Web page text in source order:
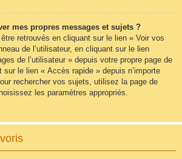
mes propres messages et sujets ?
retrouvés en cliquant sur le lien « Voir vos
de l’utilisateur, en cliquant sur le lien
de l’utilisateur » depuis votre propre page de
sur le lien « Accès rapide » depuis n’importe
rechercher vos sujets, utilisez la page de
les paramètres appropriés.